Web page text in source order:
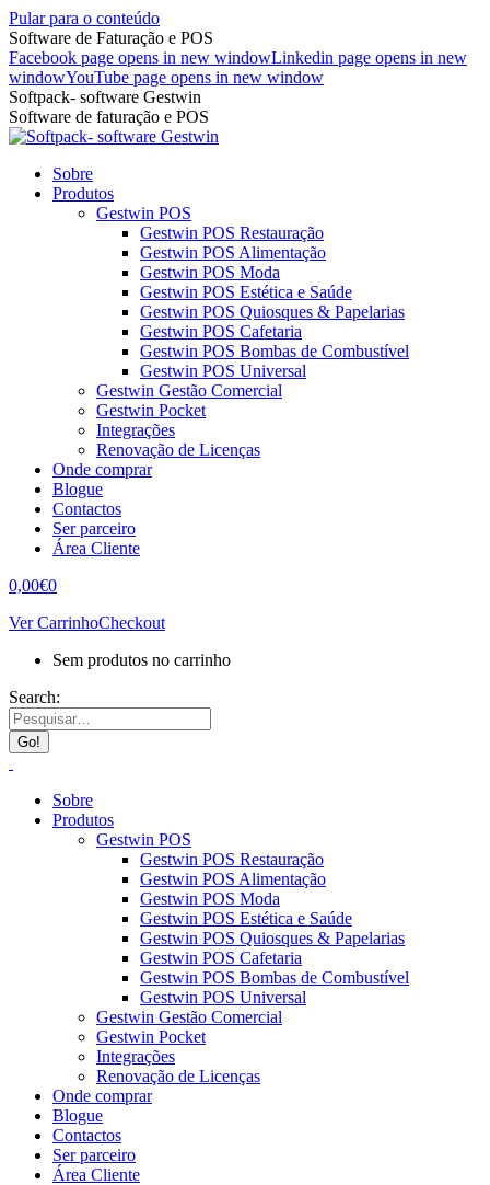
Pular para o conteúdo
Software de Faturação e POS
Facebook page opens in new windowLinkedin page opens in new
windowYouTube page opens in new window
Softpack- software Gestwin
Software de faturação e POS
Sobre
Produtos
Gestwin POS
Gestwin POS Restauração
Gestwin POS Alimentação
Gestwin POS Moda
Gestwin POS Estética e Saúde
Gestwin POS Quiosques & Papelarias
Gestwin POS Cafetaria
Gestwin POS Bombas de Combustível
Gestwin POS Universal
Gestwin Gestão Comercial
Gestwin Pocket
Integrações
Renovação de Licenças
Onde comprar
Blogue
Contactos
Ser parceiro
Área Cliente
0,00€0
Ver CarrinhoCheckout
Sem produtos no carrinho
Search:
Sobre
Produtos
Gestwin POS
Gestwin POS Restauração
Gestwin POS Alimentação
Gestwin POS Moda
Gestwin POS Estética e Saúde
Gestwin POS Quiosques & Papelarias
Gestwin POS Cafetaria
Gestwin POS Bombas de Combustível
Gestwin POS Universal
Gestwin Gestão Comercial
Gestwin Pocket
Integrações
Renovação de Licenças
Onde comprar
Blogue
Contactos
Ser parceiro
Área Cliente